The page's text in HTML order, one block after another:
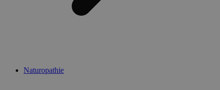
Naturopathie